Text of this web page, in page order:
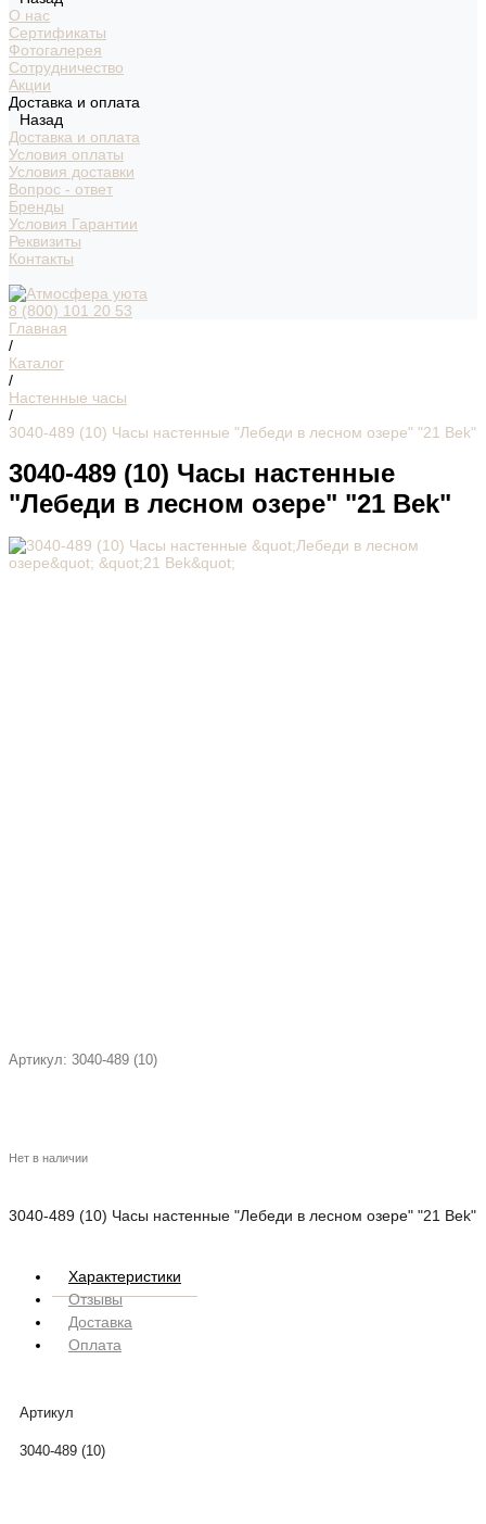
О нас
Сертификаты
Фотогалерея
Сотрудничество
Акции
Доставка и оплата
Назад
Доставка и оплата
Условия оплаты
Условия доставки
Вопрос - ответ
Бренды
Условия Гарантии
Реквизиты
Контакты
8 (800) 101 20 53
Главная
/
Каталог
/
Настенные часы
/
3040-489 (10) Часы настенные "Лебеди в лесном озере" "21 Bek"
3040-489 (10) Часы настенные
"Лебеди в лесном озере" "21 Bek"
Артикул: 3040-489 (10)
Нет в наличии
3040-489 (10) Часы настенные "Лебеди в лесном озере" "21 Bek"
Характеристики
Отзывы
Доставка
Оплата
Артикул
3040-489 (10)